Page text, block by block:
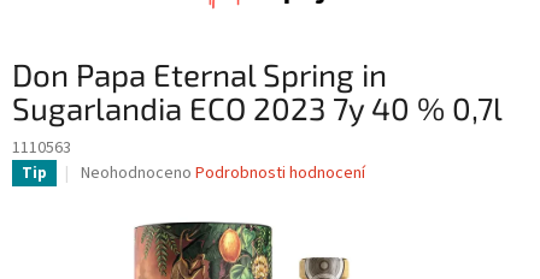
Don Papa Eternal Spring in
Sugarlandia ECO 2023 7y 40 % 0,7l
1110563
Tip
Průměrné
Neohodnoceno Podrobnosti hodnocení